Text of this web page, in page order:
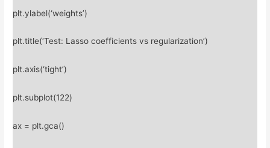
plt.ylabel(‘weights’)
plt.title(‘Test: Lasso coefficients vs regularization’)
plt.axis(‘tight’)
plt.subplot(122)
ax = plt.gca()